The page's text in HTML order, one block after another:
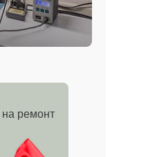
на ремонт